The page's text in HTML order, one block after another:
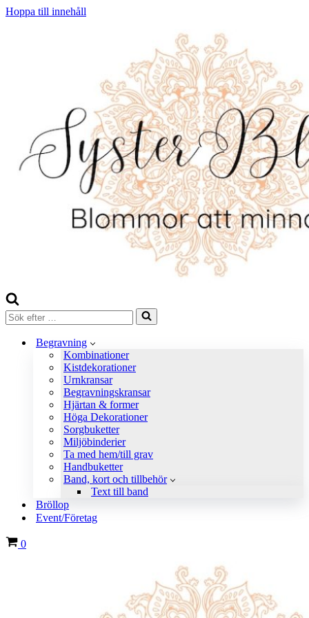
Hoppa till innehåll
Sök
efter
Begravning
Kombinationer
Kistdekorationer
Urnkransar
Begravningskransar
Hjärtan & former
Höga Dekorationer
Sorgbuketter
Miljöbinderier
Ta med hem/till grav
Handbuketter
Band, kort och tillbehör
Text till band
Bröllop
Event/Företag
Varukorg
0